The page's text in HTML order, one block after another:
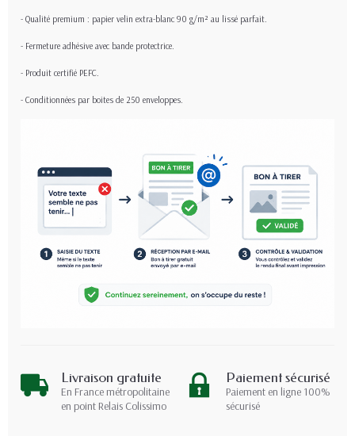
- Qualité premium : papier velin extra-blanc 90 g/m² au lissé parfait.
- Fermeture adhésive avec bande protectrice.
- Produit certifié PEFC.
- Conditionnées par boites de 250 enveloppes.
Livraison gratuite
En France métropolitaine
en point Relais Colissimo
Paiement sécurisé
Paiement en ligne 100%
sécurisé